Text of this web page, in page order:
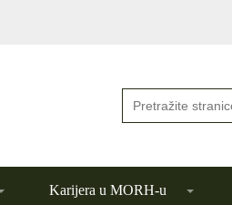
Karijera u MORH-u